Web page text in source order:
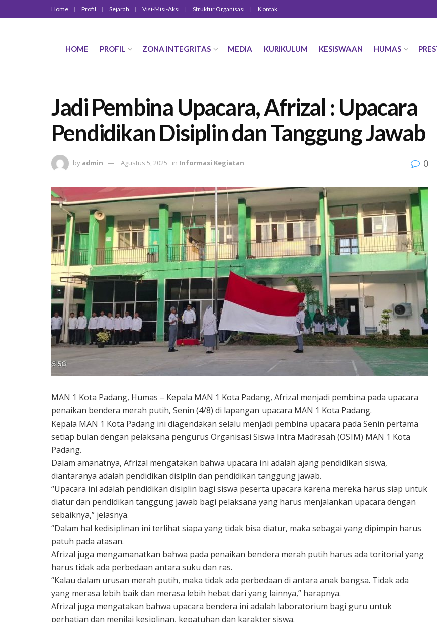
Home Profil Sejarah Visi-Misi-Aksi Struktur Organisasi Kontak
HOME PROFIL ZONA INTEGRITAS MEDIA KURIKULUM KESISWAAN HUMAS
Jadi Pembina Upacara, Afrizal : Upacara
Pendidikan Disiplin dan Tanggung Jawab
by admin Agustus 5, 2025 in Informasi Kegiatan 0
MAN 1 Kota Padang, Humas – Kepala MAN 1 Kota Padang, Afrizal menjadi pembina pada upacara
penaikan bendera merah putih, Senin (4/8) di lapangan upacara MAN 1 Kota Padang.
Kepala MAN 1 Kota Padang ini diagendakan selalu menjadi pembina upacara pada Senin pertama
setiap bulan dengan pelaksana pengurus Organisasi Siswa Intra Madrasah (OSIM) MAN 1 Kota
Padang.
Dalam amanatnya, Afrizal mengatakan bahwa upacara ini adalah ajang pendidikan siswa,
diantaranya adalah pendidikan disiplin dan pendidikan tanggung jawab.
“Upacara ini adalah pendidikan disiplin bagi siswa peserta upacara karena mereka harus siap untuk
diatur dan pendidikan tanggung jawab bagi pelaksana yang harus menjalankan upacara dengan
sebaiknya,” jelasnya.
“Dalam hal kedisiplinan ini terlihat siapa yang tidak bisa diatur, maka sebagai yang dipimpin harus
patuh pada atasan.
Afrizal juga mengamanatkan bahwa pada penaikan bendera merah putih harus ada toritorial yang
harus tidak ada perbedaan antara suku dan ras.
“Kalau dalam urusan merah putih, maka tidak ada perbedaan di antara anak bangsa. Tidak ada
yang merasa lebih baik dan merasa lebih hebat dari yang lainnya,” harapnya.
Afrizal juga mengatakan bahwa upacara bendera ini adalah laboratorium bagi guru untuk
perhatian dan menilai kesiplinan, kepatuhan dan karakter siswa.